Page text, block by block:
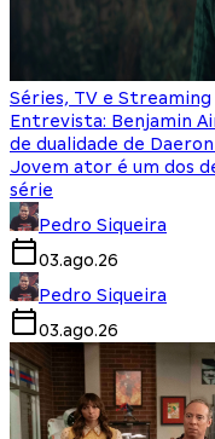
Séries, TV e Streaming
Entrevista: Benjamin
de dualidade de
Jovem ator é um dos
série
Pedro Siqueira
03.ago.26
Pedro Siqueira
03.ago.26